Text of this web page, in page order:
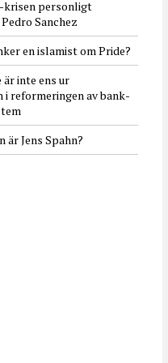
krisen personligt
Sanchez
en islamist om Pride?
är inte ens ur
reformeringen av bank-
är Jens Spahn?